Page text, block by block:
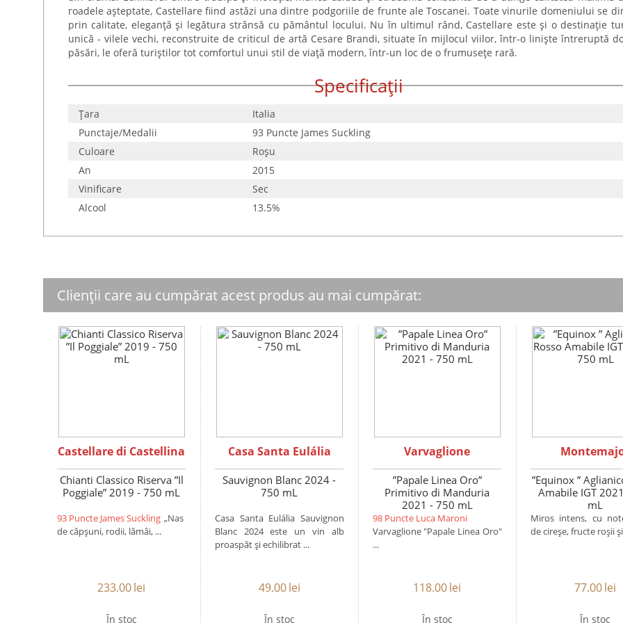
roadele așteptate, Castellare fiind astăzi una dintre podgoriile de frunte ale Toscanei. Toate vinurile domeniului se
prin calitate, eleganță și legătura strânsă cu pământul locului. Nu în ultimul rând, Castellare este și o destinație
unică - vilele vechi, reconstruite de criticul de artă Cesare Brandi, situate în mijlocul viilor, într-o liniște întreruptă
păsări, le oferă turiștilor tot comfortul unui stil de viață modern, într-un loc de o frumusețe rară.
Specificații
Țara
Italia
Punctaje/Medalii
93 Puncte James Suckling
Culoare
Roşu
An
2015
Vinificare
Sec
Alcool
13.5%
Clienții care au cumpărat acest produs au mai cumpărat:
Castellare di Castellina
Chianti Classico Riserva ”Il
Poggiale” 2019 - 750 mL
93 Puncte James Suckling „Nas
de căpșuni, rodii, lămâi, ...
233.00lei
În stoc
Casa Santa Eulália
Sauvignon Blanc 2024 -
750 mL
Casa Santa Eulália Sauvignon
Blanc 2024 este un vin alb
proaspăt și echilibrat ...
49.00lei
În stoc
Varvaglione
”Papale Linea Oro”
Primitivo di Manduria
2021 - 750 mL
98 Puncte Luca Maroni
Varvaglione "Papale Linea Oro"
...
118.00lei
În stoc
”Equinox ”
Amabile IGT
mL
Miros intens, cu
de cireșe, fructe roșii
77.00lei
În stoc